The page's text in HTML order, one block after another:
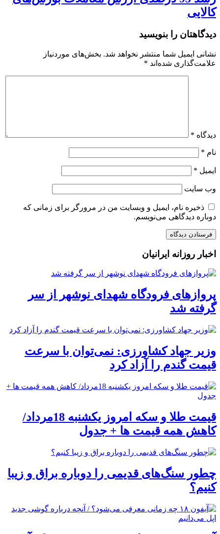
کالایی
دیدگاهتان را بنویسید
نشانی ایمیل شما منتشر نخواهد شد. بخش‌های موردنیاز
علامت‌گذاری شده‌اند *
دیدگاه *
نام *
ایمیل *
وب‌ سایت
ذخیره نام، ایمیل و وبسایت من در مرورگر برای زمانی که
دوباره دیدگاهی می‌نویسم.
اخبار روزانه ایرانیان
پروازهای فرودگاه شهدای نوشهر از سر
گرفته شد
وزیر جهاد کشاورزی: نمی‌توان با سرعت
قیمت گندم را آزاد کرد
قیمت طلا و سکه امروز یکشنبه 18مرداد/
کاهش همه قیمت ها + جدول
چطور سنگ‌های قدیمی را دوباره براق و زیبا
کنیم؟